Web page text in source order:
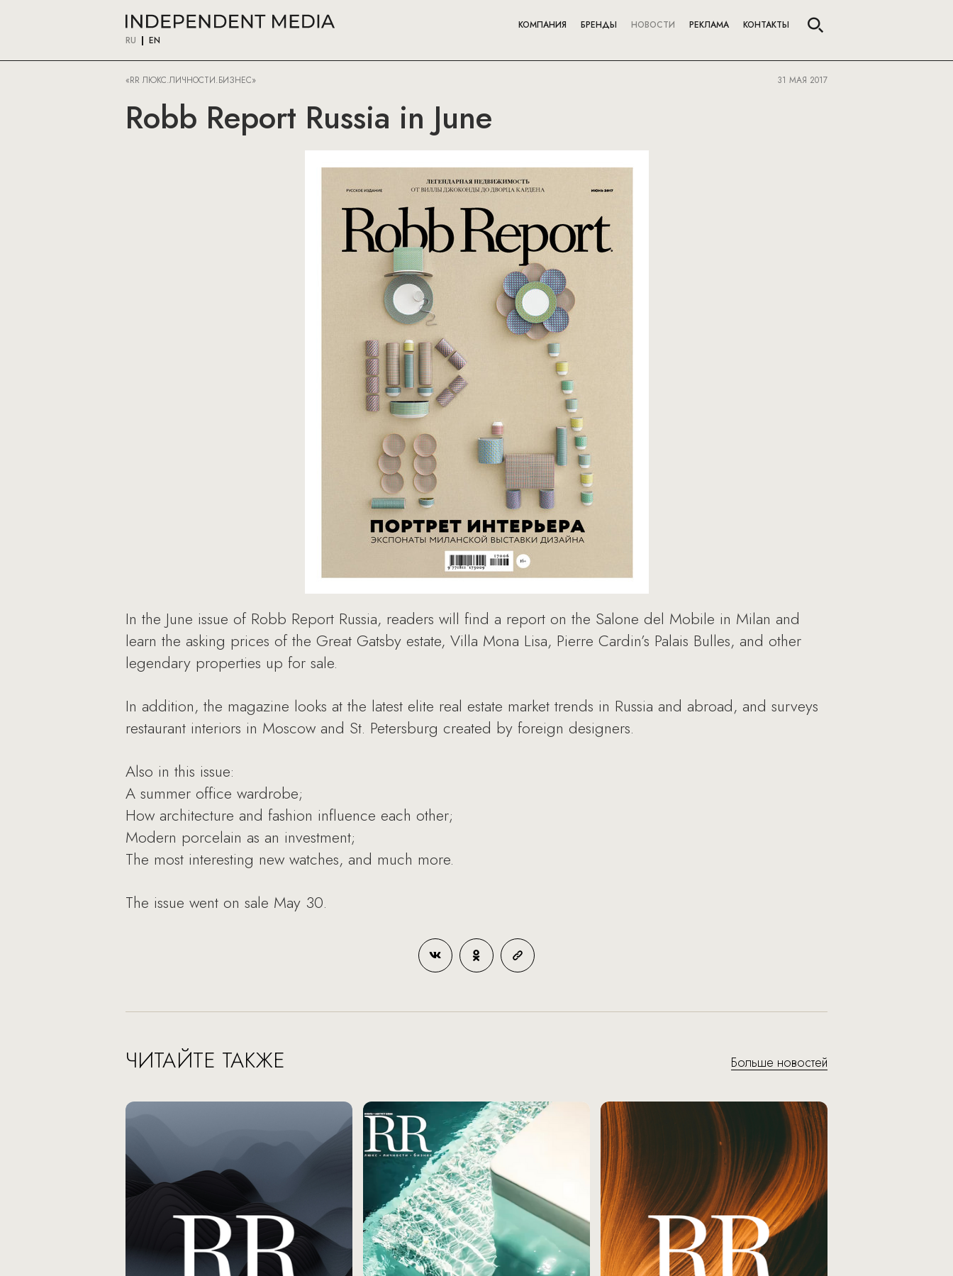
RU EN
КОМПАНИЯ БРЕНДЫ НОВОСТИ РЕКЛАМА КОНТАКТЫ
«RR ЛЮКС.ЛИЧНОСТИ.БИЗНЕС» 31 МАЯ 2017
Robb Report Russia in June
In the June issue of Robb Report Russia, readers will find a report on the Salone del Mobile in Milan and
learn the asking prices of the Great Gatsby estate, Villa Mona Lisa, Pierre Cardin’s Palais Bulles, and other
legendary properties up for sale.
In addition, the magazine looks at the latest elite real estate market trends in Russia and abroad, and surveys
restaurant interiors in Moscow and St. Petersburg created by foreign designers.
Also in this issue:
A summer office wardrobe;
How architecture and fashion influence each other;
Modern porcelain as an investment;
The most interesting new watches, and much more.
The issue went on sale May 30.
ЧИТАЙТЕ ТАКЖЕ Больше новостей